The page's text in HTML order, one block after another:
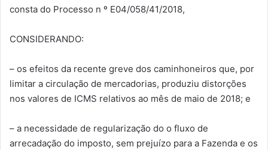
consta do Processo n º E04/058/41/2018,
CONSIDERANDO:
– os efeitos da recente greve dos caminhoneiros que, por
limitar a circulação de mercadorias, produziu distorções
nos valores de ICMS relativos ao mês de maio de 2018; e
– a necessidade de regularização do o fluxo de
arrecadação do imposto, sem prejuízo para a Fazenda e os